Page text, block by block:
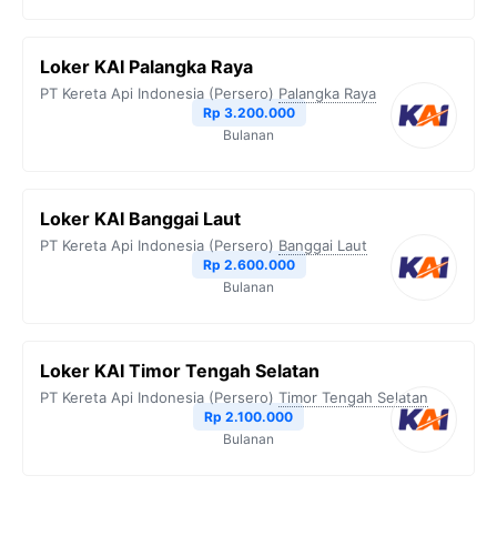
Loker KAI Palangka Raya
PT Kereta Api Indonesia (Persero) Palangka Raya
Rp 3.200.000
Bulanan
Loker KAI Banggai Laut
PT Kereta Api Indonesia (Persero) Banggai Laut
Rp 2.600.000
Bulanan
Loker KAI Timor Tengah Selatan
PT Kereta Api Indonesia (Persero) Timor Tengah Selatan
Rp 2.100.000
Bulanan